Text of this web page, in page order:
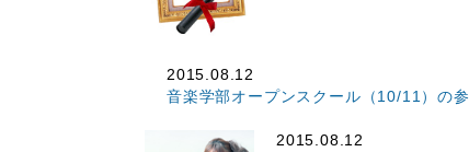
2015.08.12
音楽学部オープンスクール（10/11）の
2015.08.12